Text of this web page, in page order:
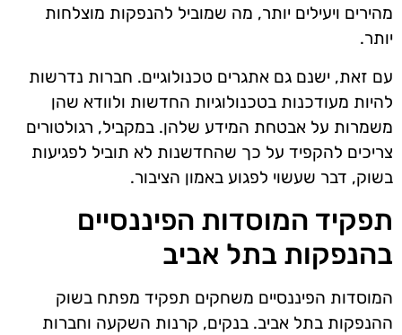
מהירים ויעילים יותר, מה שמוביל להנפקות מוצלחות
יותר.
עם זאת, ישנם גם אתגרים טכנולוגיים. חברות נדרשות
להיות מעודכנות בטכנולוגיות החדשות ולוודא שהן
משמרות על אבטחת המידע שלהן. במקביל, רגולטורים
צריכים להקפיד על כך שהחדשנות לא תוביל לפגיעות
בשוק, דבר שעשוי לפגוע באמון הציבור.
תפקיד המוסדות הפיננסיים
בהנפקות בתל אביב
המוסדות הפיננסיים משחקים תפקיד מפתח בשוק
ההנפקות בתל אביב. בנקים, קרנות השקעה וחברות